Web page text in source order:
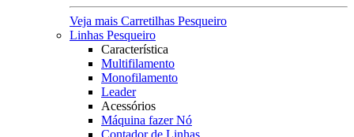
Veja mais Carretilhas Pesqueiro
Linhas Pesqueiro
Característica
Multifilamento
Monofilamento
Leader
Acessórios
Máquina fazer Nó
Contador de Linhas